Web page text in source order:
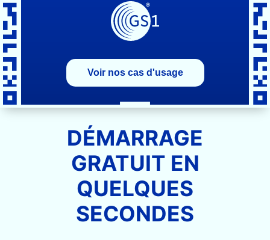
Voir nos cas d'usage
DÉMARRAGE
GRATUIT EN
QUELQUES
SECONDES